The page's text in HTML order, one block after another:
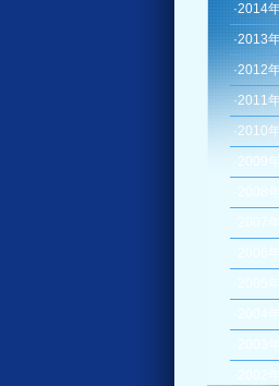
·2014
·2013
·2012
·2011
·2010
2009